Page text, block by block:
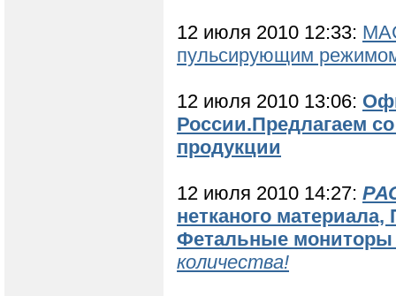
12 июля 2010 12:33:
пульсирующим
12 июля 2010 13:06:
России.Предлагаем
продукции
12 июля 2010 14:27:
нетканого
Фетальные
количества!